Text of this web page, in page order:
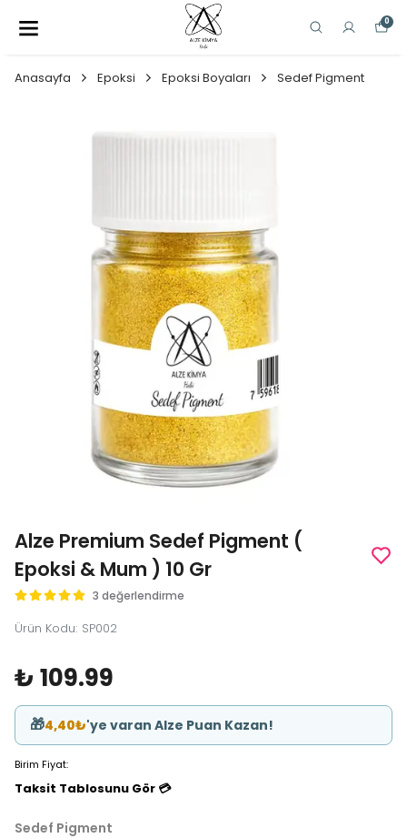
0
Anasayfa Epoksi Epoksi Boyaları Sedef Pigment
Alze Premium Sedef Pigment (
Epoksi & Mum ) 10 Gr
3 değerlendirme
Ürün Kodu: SP002
₺ 109.99
🎁4,40₺'ye varan Alze Puan Kazan!
Birim Fiyat:
Taksit Tablosunu Gör 💳
Sedef Pigment